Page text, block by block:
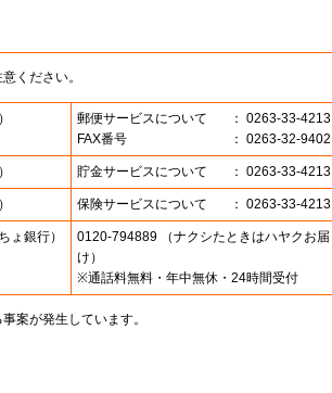
ください。
郵便サービスについて
： 0263-33-4213
FAX番号
： 0263-32-9402
貯金サービスについて ： 0263-33-4213
保険サービスについて ： 0263-33-4213
ょ銀行）
0120-794889 （ナクシたときはハヤクお届
け）
※通話料無料・年中無休・24時間受付
案が発生しています。